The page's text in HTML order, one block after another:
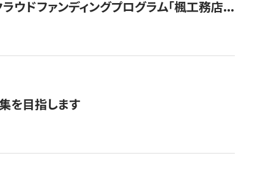
ドファンディングプログラム「楓工務店...
を目指します